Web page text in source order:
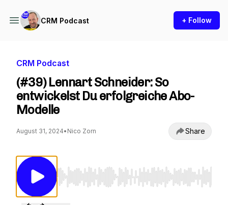
CRM Podcast + Follow
CRM Podcast
(#39) Lennart Schneider: So
entwickelst Du erfolgreiche Abo-
Modelle
August 31, 2024• Nico Zorn Share
Use Left/Right to seek, Home/End to jump